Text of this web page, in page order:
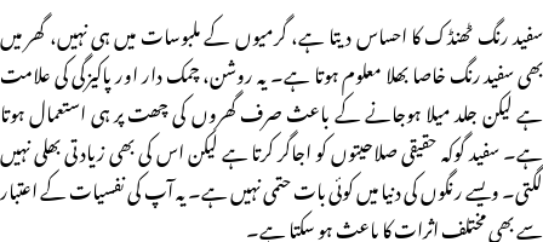
سفید رنگ ٹھنڈک کا احساس دیتا ہے، گرمیوں کے ملبوسات میں ہی نہیں، گھر میں
بھی سفید رنگ خاصا بھلا معلوم ہوتا ہے۔ یہ روشن، چمک دار اور پاکیزگی کی علامت
ہے لیکن جلد میلا ہوجانے کے باعث صرف گھروں کی چھت پر ہی استعمال ہوتا
ہے۔ سفید گوکہ حقیقی صلاحیتوں کو اجاگر کرتا ہے لیکن اس کی بھی زیادتی بھلی نہیں
لگتی۔ ویسے رنگوں کی دنیا میں کوئی بات حتمی نہیں ہے۔ یہ آپ کی نفسیات کے اعتبار
سے بھی مختلف اثرات کا باعث ہو سکتا ہے۔